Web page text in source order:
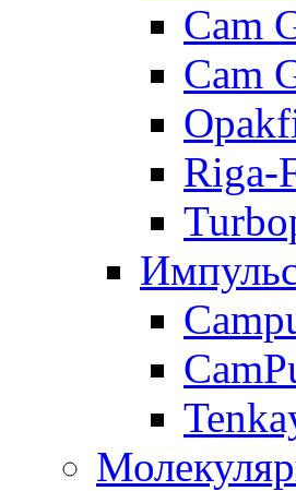
Cam
Cam
Riga-